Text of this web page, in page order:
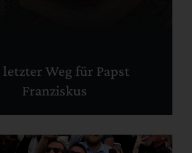
letzter Weg für Papst
Franziskus